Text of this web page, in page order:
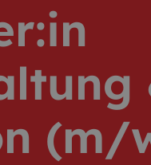
(m/